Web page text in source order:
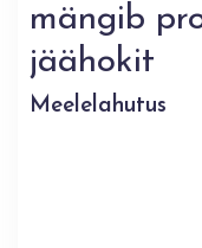
mängib
jäähokit
Meelelahutus